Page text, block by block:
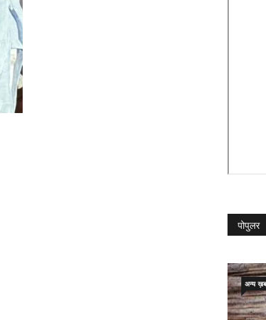
पोपुलर
अन्य